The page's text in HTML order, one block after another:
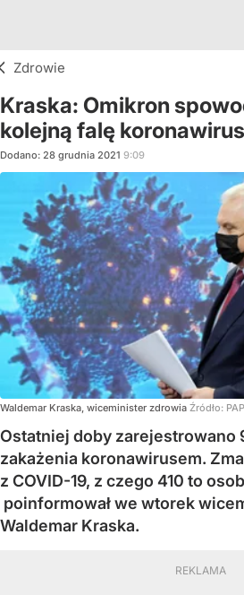
Zdrowie
Kraska: Omikron
kolejną falę
Dodano: 28 grudnia 2021 9:09
Waldemar Kraska, wiceminister zdrowia Źródło: PAP
Ostatniej doby zarejestrowano
zakażenia koronawirusem.
z COVID-19, z czego 410 to
poinformował we wtorek
Waldemar Kraska.